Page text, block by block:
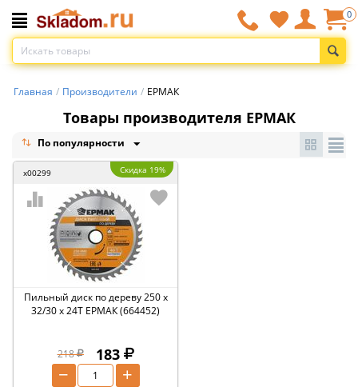
0
Главная / Производители / ЕРМАК
Товары производителя ЕРМАК
По популярности
x00299 Скидка 19%
Пильный диск по дереву 250 x
32/30 x 24Т ЕРМАК (664452)
218 183
+
−